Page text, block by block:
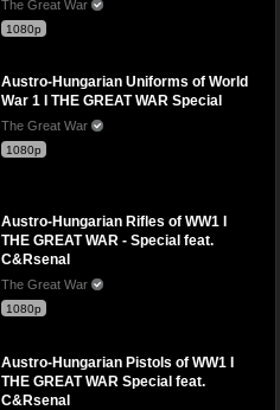
The Great War
1080p
Austro-Hungarian Uniforms of World
War 1 I THE GREAT WAR Special
The Great War
1080p
Austro-Hungarian Rifles of WW1 I
THE GREAT WAR - Special feat.
C&Rsenal
The Great War
1080p
Austro-Hungarian Pistols of WW1 I
THE GREAT WAR Special feat.
C&Rsenal